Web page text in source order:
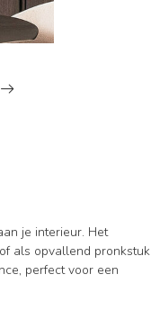
je interieur. Het
als opvallend pronkstuk
perfect voor een